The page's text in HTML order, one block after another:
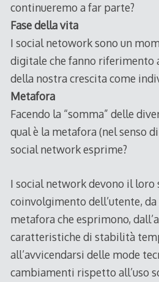
continueremo a far parte?
Fase della vita
I social netowork sono un
digitale che fanno riferimento
della nostra crescita come
Metafora
Facendo la “somma” delle
qual è la metafora (nel senso
social network esprime?
I social network devono il loro
coinvolgimento dell’utente,
metafora che esprimono,
caratteristiche di stabilità
all’avvicendarsi delle mode
cambiamenti rispetto all’uso